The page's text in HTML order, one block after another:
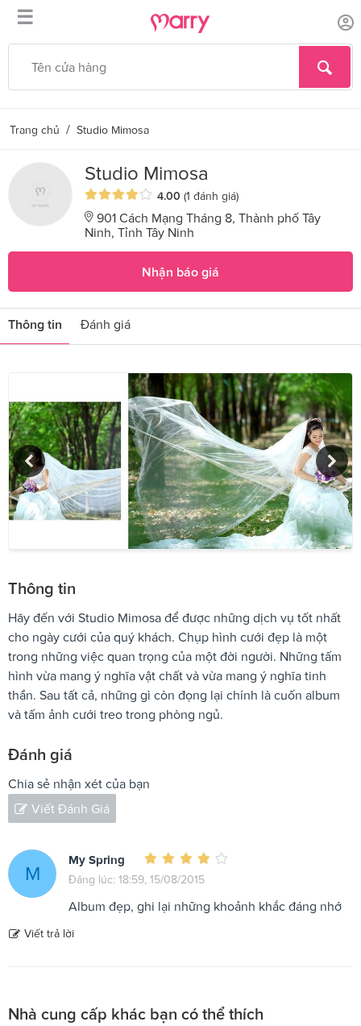
☰
Trang chủ / Studio Mimosa
Studio Mimosa
4.00 (1 đánh giá)
901 Cách Mạng Tháng 8, Thành phố Tây
Ninh, Tỉnh Tây Ninh
Nhận báo giá
Thông tin Đánh giá
Thông tin
Hãy đến với Studio Mimosa để được những dịch vụ tốt nhất
cho ngày cưới của quý khách. Chụp hình cưới đẹp là một
trong những việc quan trọng của một đời người. Những tấm
hình vừa mang ý nghĩa vật chất và vừa mang ý nghĩa tinh
thần. Sau tất cả, những gì còn đọng lại chính là cuốn album
và tấm ảnh cưới treo trong phòng ngủ.
Đánh giá
Chia sẻ nhận xét của bạn
Viết Đánh Giá
M
My Spring
Đăng lúc: 18:59, 15/08/2015
Album đẹp, ghi lại những khoảnh khắc đáng nhớ
Viết trả lời
Nhà cung cấp khác bạn có thể thích